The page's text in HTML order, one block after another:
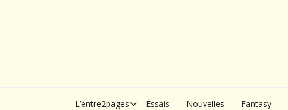
L’entre2pages Essais Nouvelles Fantasy